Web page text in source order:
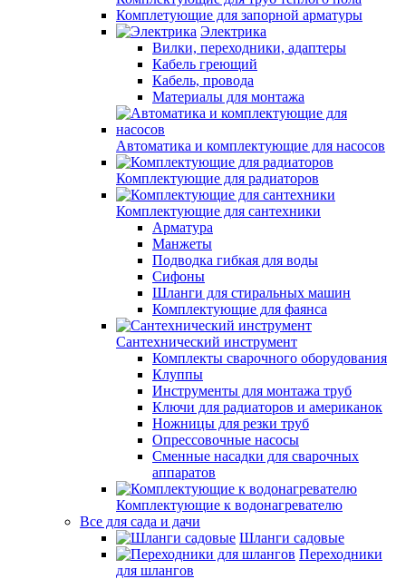
Комплетующие для запорной арматуры
Электрика
Вилки, переходники, адаптеры
Кабель греющий
Кабель, провода
Материалы для монтажа
Автоматика и комплектующие для насосов
Комплектующие для радиаторов
Комплектующие для сантехники
Арматура
Манжеты
Подводка гибкая для воды
Сифоны
Шланги для стиральных машин
Комплектующие для фаянса
Сантехнический инструмент
Комплекты сварочного оборудования
Клуппы
Инструменты для монтажа труб
Ключи для радиаторов и американок
Ножницы для резки труб
Опрессовочные насосы
Сменные насадки для сварочных
аппаратов
Комплектующие к водонагревателю
Все для сада и дачи
Шланги садовые
Переходники
для шлангов